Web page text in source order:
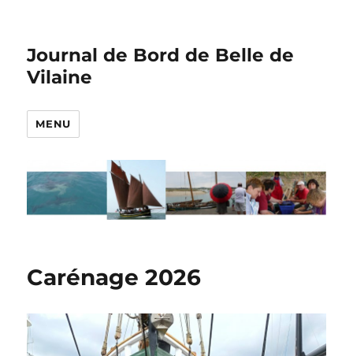
Journal de Bord de Belle de
Vilaine
MENU
Carénage 2026